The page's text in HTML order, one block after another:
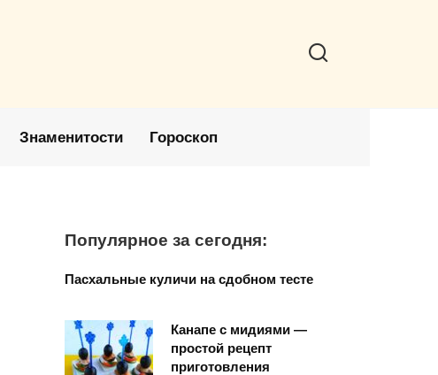
Знаменитости Гороскоп
Популярное за сегодня:
Пасхальные куличи на сдобном тесте
Канапе с мидиями —
простой рецепт
приготовления